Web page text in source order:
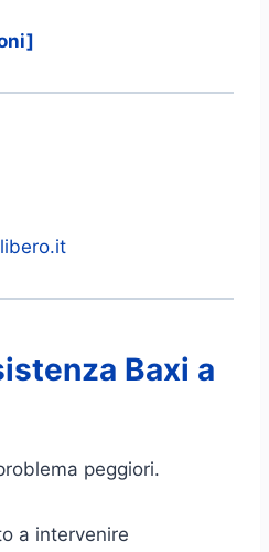
Baxi a
peggiori.
a intervenire